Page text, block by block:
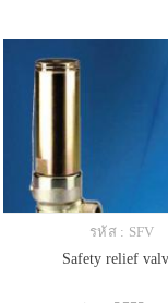
รหัส : SFV
Safety relief